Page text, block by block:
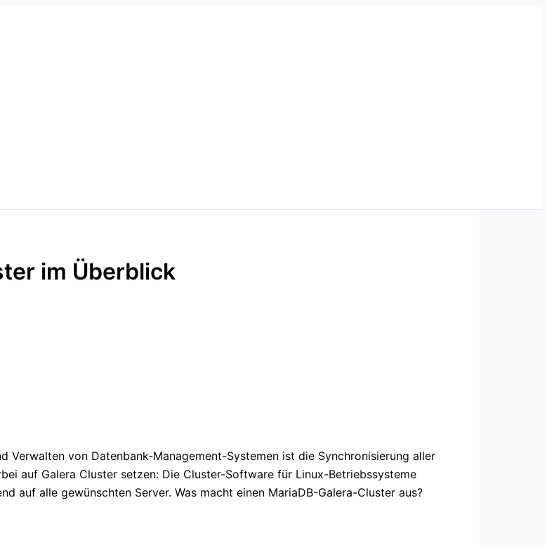
im Überblick
Verwalten von Datenbank-Management-Systemen ist die Synchronisierung aller
auf Galera Cluster setzen: Die Cluster-Software für Linux-Betriebssysteme
auf alle gewünschten Server. Was macht einen MariaDB-Galera-Cluster aus?